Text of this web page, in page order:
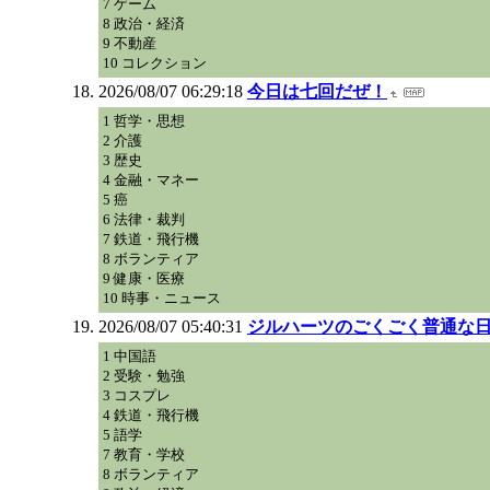
7 ゲーム
8 政治・経済
9 不動産
10 コレクション
2026/08/07 06:29:18 今日は七回だぜ！
1 哲学・思想
2 介護
3 歴史
4 金融・マネー
5 癌
6 法律・裁判
7 鉄道・飛行機
8 ボランティア
9 健康・医療
10 時事・ニュース
2026/08/07 05:40:31 ジルハーツのごくごく普通な
1 中国語
2 受験・勉強
3 コスプレ
4 鉄道・飛行機
5 語学
7 教育・学校
8 ボランティア